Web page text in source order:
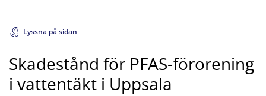
Lyssna på sidan
Skadestånd för PFAS-förorening
i vattentäkt i Uppsala